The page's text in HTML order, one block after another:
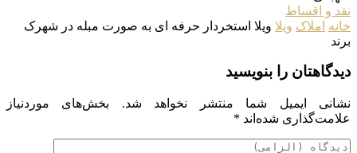
نقد و اقساط
خانه املاک ویلا ویلا استخردار حرفه ای به صورت مبله در شهرک
برند
دیدگاهتان را بنویسید
نشانی ایمیل شما منتشر نخواهد شد.
بخش‌های موردنیاز
علامت‌گذاری شده‌اند *